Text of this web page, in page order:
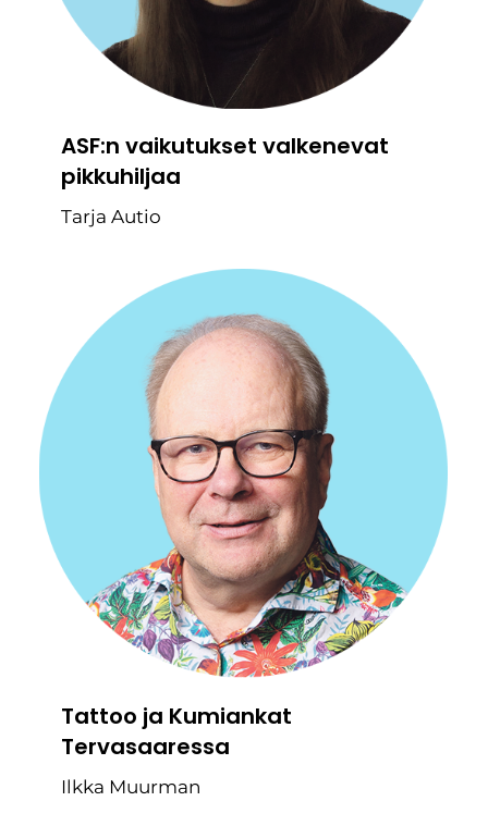
ASF:n vaikutukset valkenevat
pikkuhiljaa
Tarja Autio
Tattoo ja Kumiankat
Tervasaaressa
Ilkka Muurman